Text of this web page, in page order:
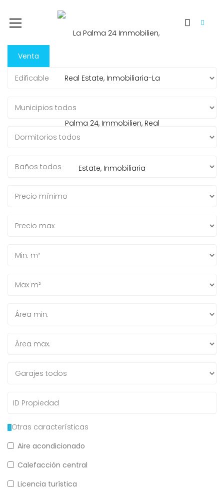
Venta
Otras características
Aire acondicionado
Calefacción central
Licencia turística